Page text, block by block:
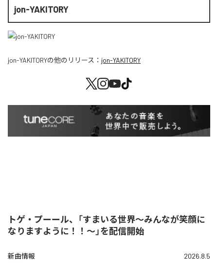
jon-YAKITORY
jon-YAKITORYの他のリリース： jon-YAKITORY
トゲ・プーール、「すまいる世界〜みんなが笑顔に
なりますように！！〜」を配信開始
新曲情報 2026.8.5